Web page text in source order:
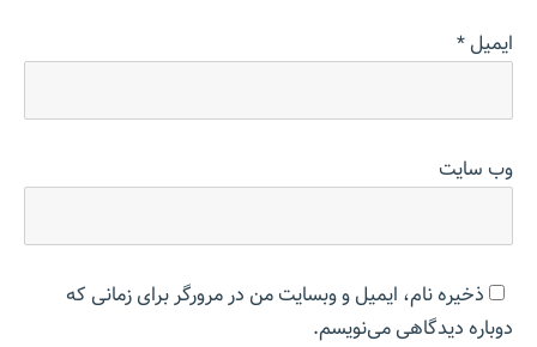
ایمیل*
وب‌ سایت
ذخیره نام، ایمیل و وبسایت من در مرورگر برای زمانی که
دوباره دیدگاهی می‌نویسم.